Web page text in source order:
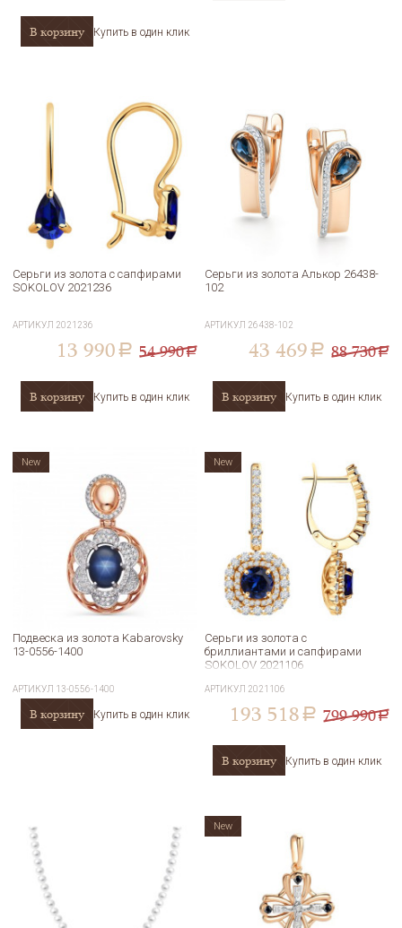
В корзину Купить в один клик
Серьги из золота с сапфирами
SOKOLOV 2021236
АРТИКУЛ 2021236
13 990 a 54 990a
В корзину Купить в один клик
Серьги из золота Алькор 26438-
102
АРТИКУЛ 26438-102
43 469 a 88 730a
В корзину Купить в один клик
Подвеска из золота Kabarovsky
13-0556-1400
АРТИКУЛ 13-0556-1400
В корзину Купить в один клик
New
Серьги из золота с
бриллиантами и сапфирами
SOKOLOV 2021106
АРТИКУЛ 2021106
193 518 a 799 990a
В корзину Купить в один клик
New
New